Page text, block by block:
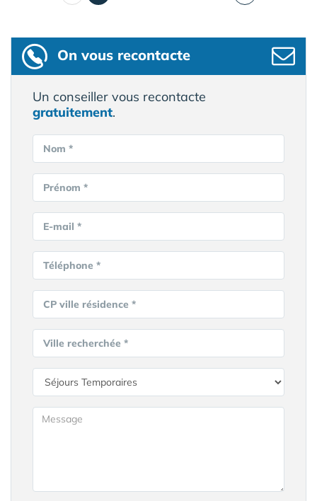
On vous recontacte
Un conseiller vous recontacte
gratuitement.
Nom *
Prénom *
E-mail *
Téléphone *
CP ville résidence *
Ville recherchée *